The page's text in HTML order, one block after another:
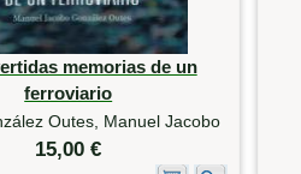
memorias de un
ferroviario
Outes, Manuel Jacobo
15,00 €